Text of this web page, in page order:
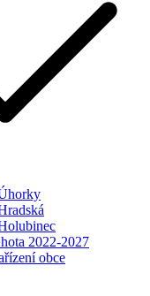
2022-2027
obce